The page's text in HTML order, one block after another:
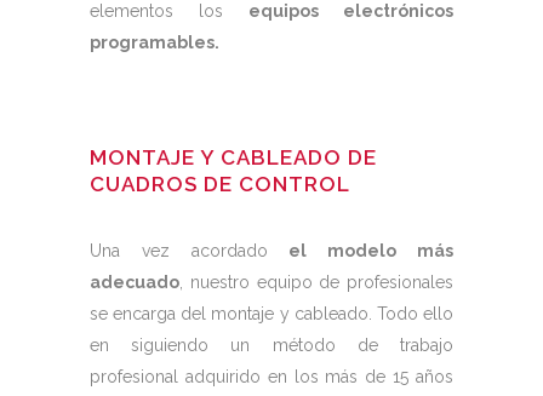
elementos los equipos electrónicos
programables.
MONTAJE Y CABLEADO DE
CUADROS DE CONTROL
Una vez acordado el modelo más
adecuado, nuestro equipo de profesionales
se encarga del montaje y cableado. Todo ello
en siguiendo un método de trabajo
profesional adquirido en los más de 15 años